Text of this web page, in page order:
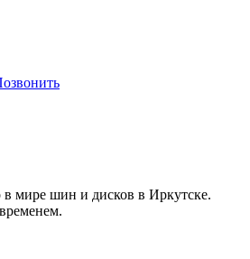
мире шин и дисков в Иркутске.